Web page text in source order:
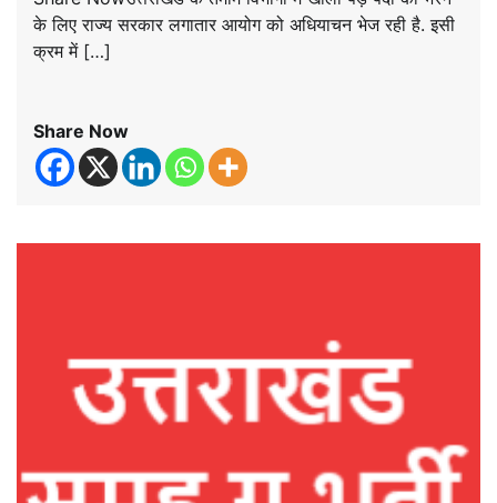
के लिए राज्य सरकार लगातार आयोग को अधियाचन भेज रही है. इसी
क्रम में […]
Share Now